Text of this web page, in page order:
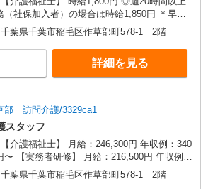
社保加入者）の場合は時給1,850円 ＊早朝
（〜8:00、18:00〜）：時給2,250円〜 ＊日曜
給2,100円〜 【実務者研修・初任者研修
ー1級・2級）】 時給1,720円 ◎週20時間
勤務（社保加入者）の場合は時給1,770円 ＊
夜間（〜8:00、18:00〜）：時給2,150円〜 ＊
時給 ◎キャンセル手当：職務時給の60％支給
千葉県千葉市稲毛区作草部町578-1 2階
詳細を見る
部 訪問介護/3329ca1
スタッフ
【介護福祉士】 月給：246,300円 年収例：340
216,500円 年収例：
者研修】 月給：207,700円 年収
〜 ※職務手当、働きがい向上手当、
千葉県千葉市稲毛区作草部町578-1 2階